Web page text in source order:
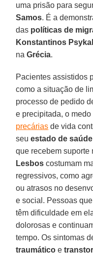
uma prisão para
Samos. É a
das políticas de
Konstantinos
naGrécia.
Pacientes assistidos
como a situação de
processo de pedido
e precipitada, o
precárias de vida
seuestado de
que recebem
Lesbos costumam
regressivos, como
ou atrasos no
e social. Pessoas
têm dificuldade em
dolorosas e
tempo. Os sintomas
traumático e